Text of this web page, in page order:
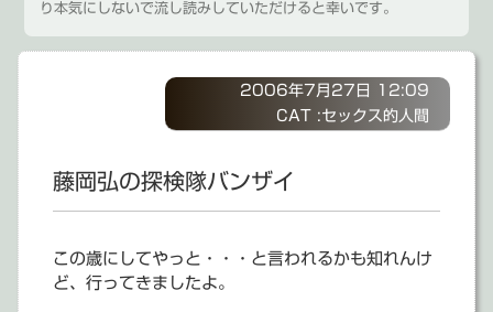
り本気にしないで流し読みしていただけると幸いです。
2006年7月27日 12:09
CAT :セックス的人間
藤岡弘の探検隊バンザイ
この歳にしてやっと・・・と言われるかも知れんけ
ど、行ってきましたよ。